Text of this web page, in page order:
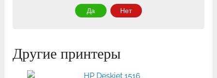
Да Нет
Другие принтеры